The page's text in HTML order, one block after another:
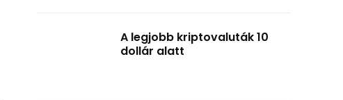
A legjobb kriptovaluták 10
dollár alatt